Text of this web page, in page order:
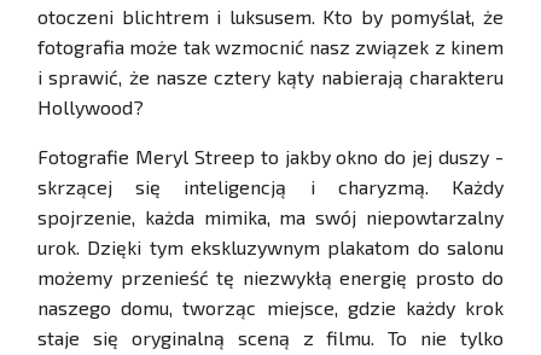
otoczeni blichtrem i luksusem. Kto by pomyślał, że
fotografia może tak wzmocnić nasz związek z kinem
i sprawić, że nasze cztery kąty nabierają charakteru
Hollywood?
Fotografie Meryl Streep to jakby okno do jej duszy -
skrzącej się inteligencją i charyzmą. Każdy
spojrzenie, każda mimika, ma swój niepowtarzalny
urok. Dzięki tym ekskluzywnym plakatom do salonu
możemy przenieść tę niezwykłą energię prosto do
naszego domu, tworząc miejsce, gdzie każdy krok
staje się oryginalną sceną z filmu. To nie tylko